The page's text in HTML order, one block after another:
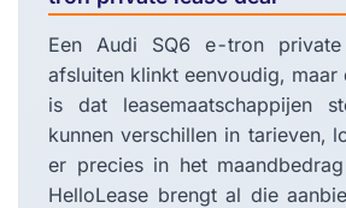
Een Audi SQ6 e-tron
afsluiten klinkt eenvoudig, maar
is dat leasemaatschappijen
kunnen verschillen in tarieven,
er precies in het
HelloLease brengt al die